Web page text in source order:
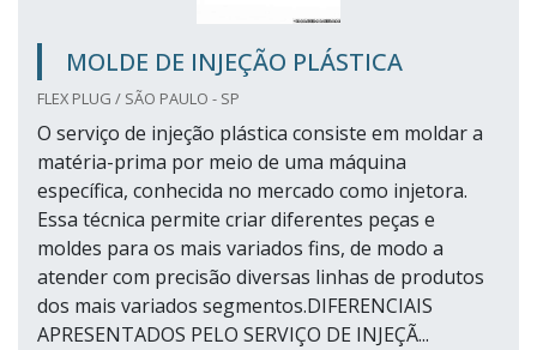
MOLDE DE INJEÇÃO PLÁSTICA
FLEX PLUG / SÃO PAULO - SP
O serviço de injeção plástica consiste em moldar a
matéria-prima por meio de uma máquina
específica, conhecida no mercado como injetora.
Essa técnica permite criar diferentes peças e
moldes para os mais variados fins, de modo a
atender com precisão diversas linhas de produtos
dos mais variados segmentos.DIFERENCIAIS
APRESENTADOS PELO SERVIÇO DE INJEÇÃ...